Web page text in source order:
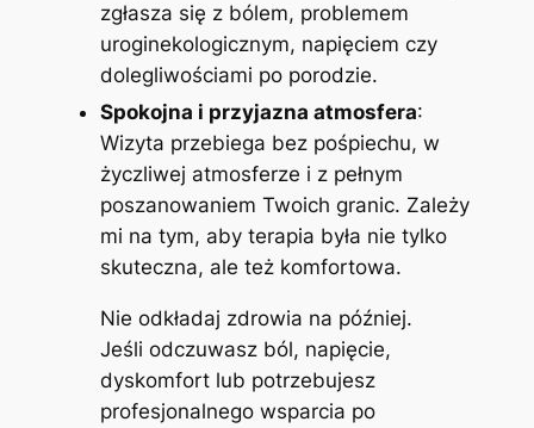
zgłasza się z bólem, problemem
uroginekologicznym, napięciem czy
dolegliwościami po porodzie.
Spokojna i przyjazna atmosfera:
Wizyta przebiega bez pośpiechu, w
życzliwej atmosferze i z pełnym
poszanowaniem Twoich granic. Zależy
mi na tym, aby terapia była nie tylko
skuteczna, ale też komfortowa.
Nie odkładaj zdrowia na później.
Jeśli odczuwasz ból, napięcie,
dyskomfort lub potrzebujesz
profesjonalnego wsparcia po